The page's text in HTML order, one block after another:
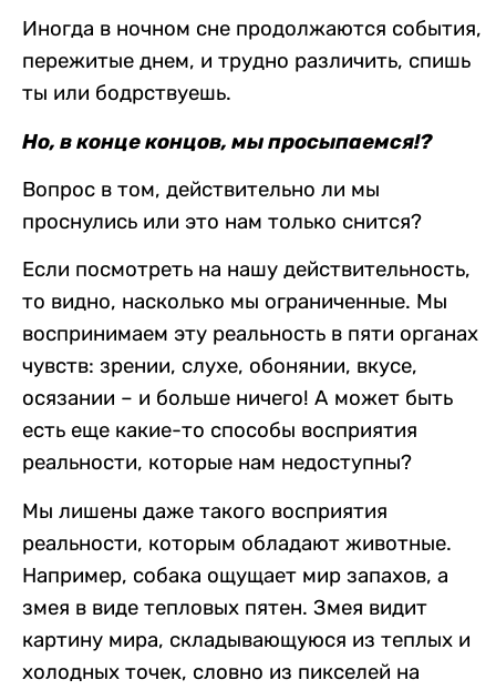
Иногда в ночном сне продолжаются события,
пережитые днем, и трудно различить, спишь
ты или бодрствуешь.
Но, в конце концов, мы просыпаемся!?
Вопрос в том, действительно ли мы
проснулись или это нам только снится?
Если посмотреть на нашу действительность,
то видно, насколько мы ограниченные. Мы
воспринимаем эту реальность в пяти органах
чувств: зрении, слухе, обонянии, вкусе,
осязании – и больше ничего! А может быть
есть еще какие-то способы восприятия
реальности, которые нам недоступны?
Мы лишены даже такого восприятия
реальности, которым обладают животные.
Например, собака ощущает мир запахов, а
змея в виде тепловых пятен. Змея видит
картину мира, складывающуюся из теплых и
холодных точек, словно из пикселей на